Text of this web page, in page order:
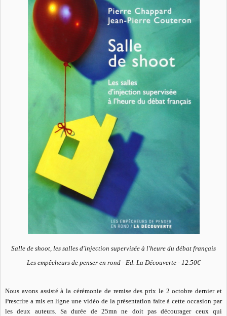
Salle de shoot, les salles d'injection supervisée à l'heure du débat français
Les empêcheurs de penser en rond - Ed. La Découverte - 12.50€
Nous avons assisté à la cérémonie de remise des prix le 2 octobre dernier et
Prescrire a mis en ligne une vidéo de la présentation faite à cette occasion par
les deux auteurs. Sa durée de 25mn ne doit pas décourager ceux qui